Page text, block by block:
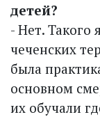
детей?
- Нет. Такого
чеченских
была
основном
их обучали